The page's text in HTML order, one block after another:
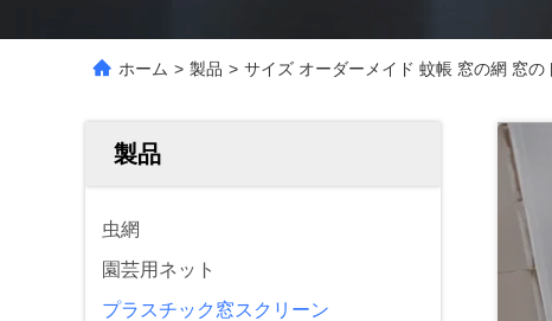
ホーム > 製品 > サイズ オーダーメイド 蚊帳 窓の網 窓
製品
虫網
園芸用ネット
プラスチック窓スクリーン